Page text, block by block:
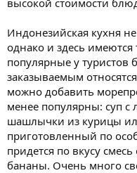
Индонезийская кухня
однако и здесь
популярные у туристов
заказываемым
можно добавить
менее популярны: суп с
шашлычки из курицы
приготовленный по
придется по вкусу
бананы. Очень много